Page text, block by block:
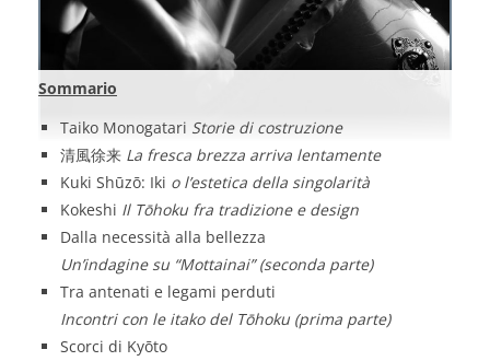
Sommario
Taiko Monogatari Storie di costruzione
清風徐来 La fresca brezza arriva lentamente
Kuki Shūzō: Iki o l’estetica della singolarità
Kokeshi Il Tōhoku fra tradizione e design
Dalla necessità alla bellezza
Un’indagine su “Mottainai” (seconda parte)
Tra antenati e legami perduti
Incontri con le itako del Tōhoku (prima parte)
Scorci di Kyōto